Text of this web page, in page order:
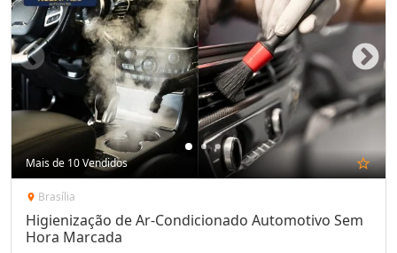
Mais de 10 Vendidos star_outline
location_on Brasília
Higienização de Ar-Condicionado Automotivo Sem
Hora Marcada